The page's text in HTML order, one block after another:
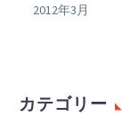
2012年3月
カテゴリー